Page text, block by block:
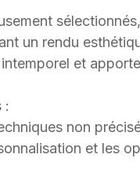
un rendu
et
:
non
et les